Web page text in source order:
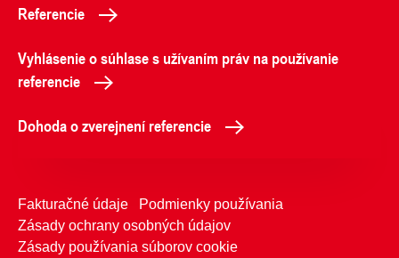
Referencie
Vyhlásenie o súhlase s užívaním práv na používanie
referencie
Dohoda o zverejnení referencie
Fakturačné údaje
Podmienky používania
Zásady ochrany osobných údajov
Zásady používania súborov cookie